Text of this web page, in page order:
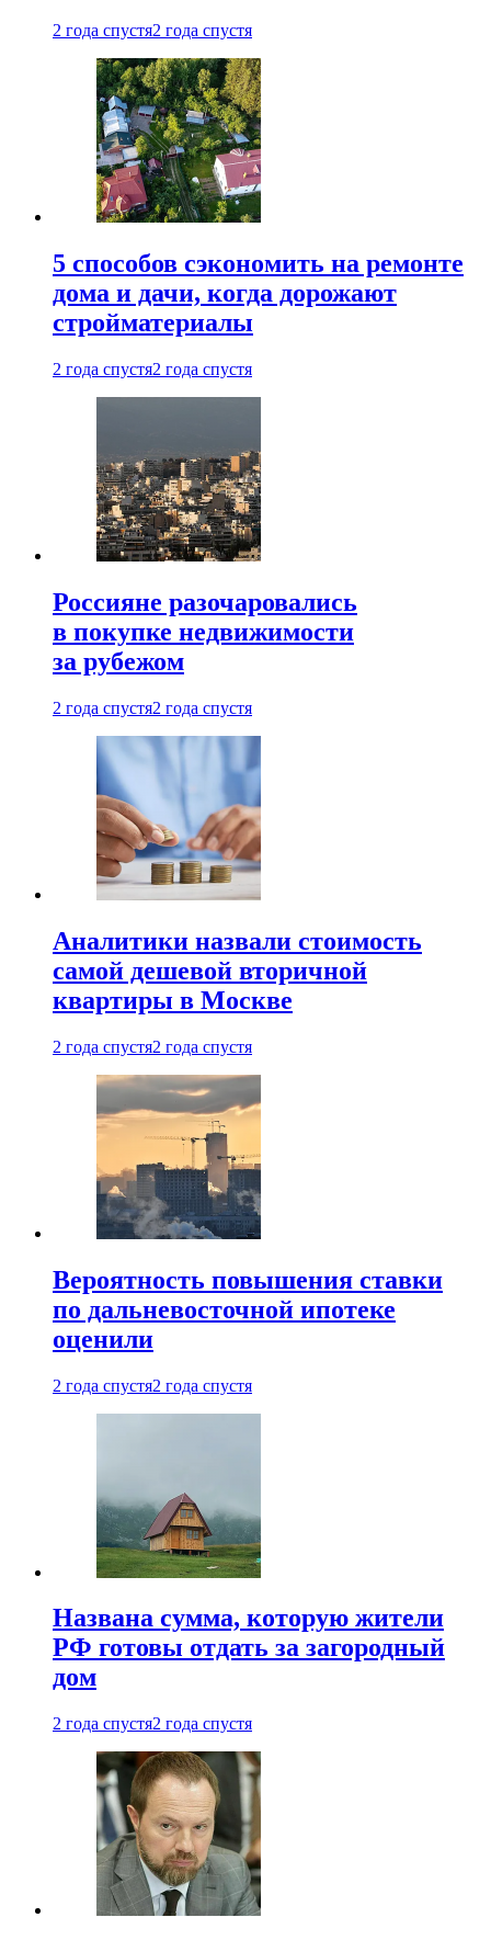
2 года спустя2 года спустя
5 способов сэкономить на ремонте
дома и дачи, когда дорожают
стройматериалы
2 года спустя2 года спустя
Россияне разочаровались
в покупке недвижимости
за рубежом
2 года спустя2 года спустя
Аналитики назвали стоимость
самой дешевой вторичной
квартиры в Москве
2 года спустя2 года спустя
Вероятность повышения ставки
по дальневосточной ипотеке
оценили
2 года спустя2 года спустя
Названа сумма, которую жители
РФ готовы отдать за загородный
дом
2 года спустя2 года спустя